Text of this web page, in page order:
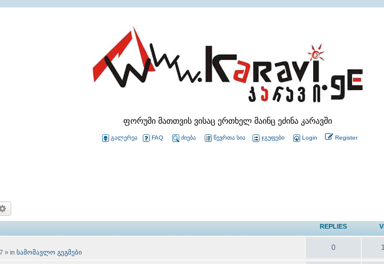
ფორუმი მათთვის ვისაც ერთხელ მაინც ეძინა კარავში
გალერეა FAQ ძიება წევრთა სია ჯგუფები Login Register
REPLIES
» in სამომავლო გეგმები
0